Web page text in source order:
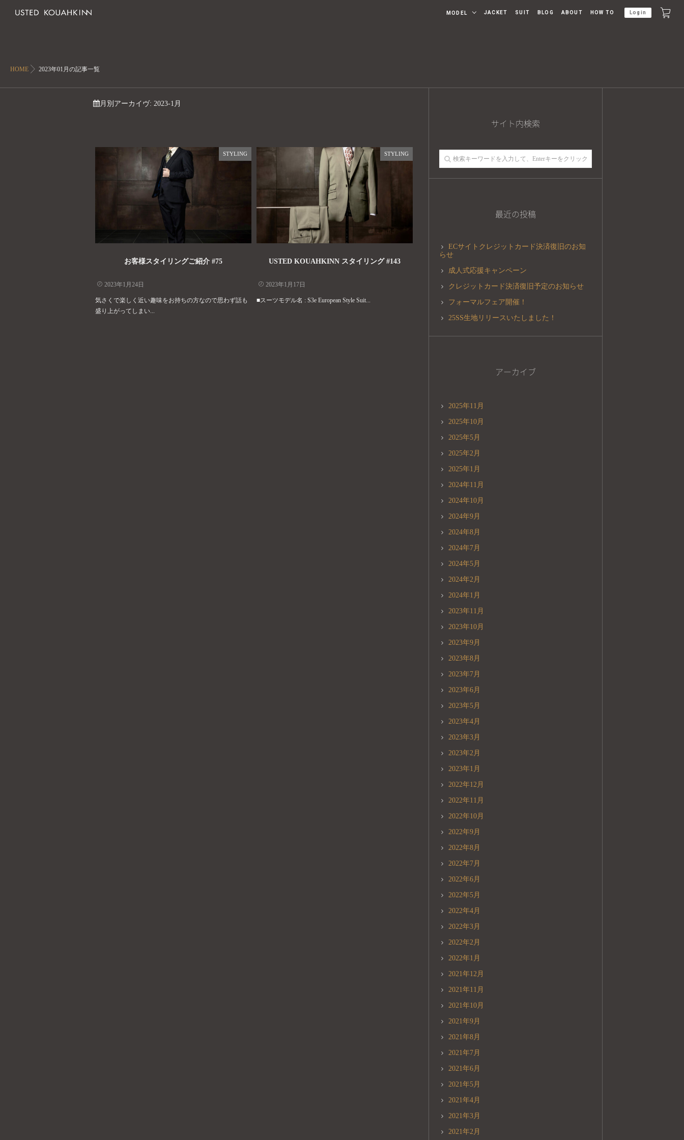
MODEL JACKET SUIT BLOG ABOUT HOW TO Login
HOME 2023年01月の記事一覧
月別アーカイヴ: 2023-1月
STYLING
お客様スタイリングご紹介 #75
2023年1月24日
気さくで楽しく近い趣味をお持ちの方なので思わず話も
盛り上がってしまい...
STYLING
USTED KOUAHKINN スタイリング #143
2023年1月17日
■スーツモデル名 : S3e European Style Suit...
サイト内検索
最近の投稿
ECサイトクレジットカード決済復旧のお知
らせ
成人式応援キャンペーン
クレジットカード決済復旧予定のお知らせ
フォーマルフェア開催！
25SS生地リリースいたしました！
アーカイブ
2025年11月
2025年10月
2025年5月
2025年2月
2025年1月
2024年11月
2024年10月
2024年9月
2024年8月
2024年7月
2024年5月
2024年2月
2024年1月
2023年11月
2023年10月
2023年9月
2023年8月
2023年7月
2023年6月
2023年5月
2023年4月
2023年3月
2023年2月
2023年1月
2022年12月
2022年11月
2022年10月
2022年9月
2022年8月
2022年7月
2022年6月
2022年5月
2022年4月
2022年3月
2022年2月
2022年1月
2021年12月
2021年11月
2021年10月
2021年9月
2021年8月
2021年7月
2021年6月
2021年5月
2021年4月
2021年3月
2021年2月